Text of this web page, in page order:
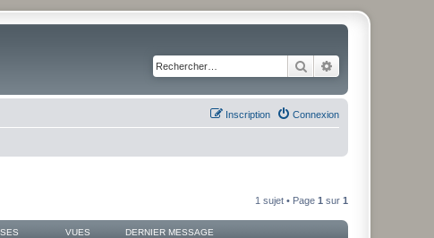
Rechercher
Connexion
Inscription
1 sujet • Page 1 sur 1
VUES DERNIER MESSAGE